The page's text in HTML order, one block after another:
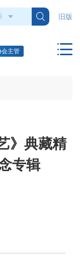
旧版
会主管
》典藏精
专辑